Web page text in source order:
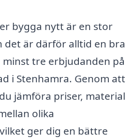
bygga nytt är en stor
det är därför alltid en bra
tre erbjudanden på
i Stenhamra. Genom att
jämföra priser, material
olika
ger dig en bättre